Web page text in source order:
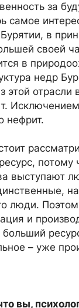
за
самое
в
своей
в
недр
этой отрасли
нефрит.
потому
выступают
на
люди.
и
– уже
вы,